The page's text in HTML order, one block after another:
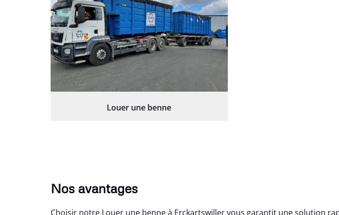
Louer une benne
Nos avantages
Choisir notre Louer une benne à Erckartswiller vous garantit une solution